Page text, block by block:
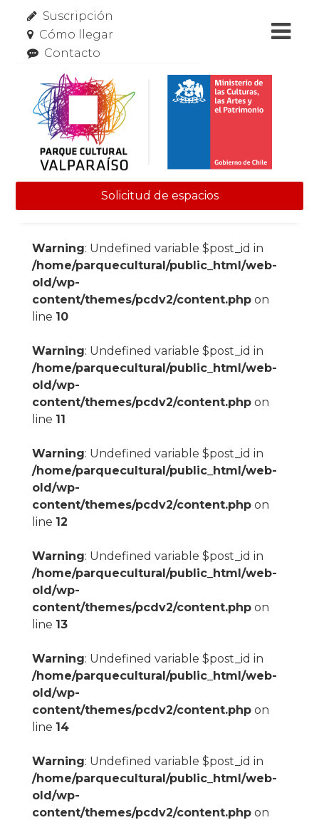
Suscripción
Cómo llegar
Contacto
Solicitud de espacios
Warning: Undefined variable $post_id in
/home/parquecultural/public_html/web-
old/wp-
content/themes/pcdv2/content.phpon
line 10
Warning: Undefined variable $post_id in
/home/parquecultural/public_html/web-
old/wp-
content/themes/pcdv2/content.phpon
line 11
Warning: Undefined variable $post_id in
/home/parquecultural/public_html/web-
old/wp-
content/themes/pcdv2/content.phpon
line 12
Warning: Undefined variable $post_id in
/home/parquecultural/public_html/web-
old/wp-
content/themes/pcdv2/content.phpon
line 13
Warning: Undefined variable $post_id in
/home/parquecultural/public_html/web-
old/wp-
content/themes/pcdv2/content.phpon
line 14
Warning: Undefined variable $post_id in
/home/parquecultural/public_html/web-
old/wp-
content/themes/pcdv2/content.phpon